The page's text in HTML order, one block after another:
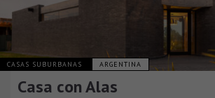
CASAS SUBURBANAS ARGENTINA
Casa con Alas